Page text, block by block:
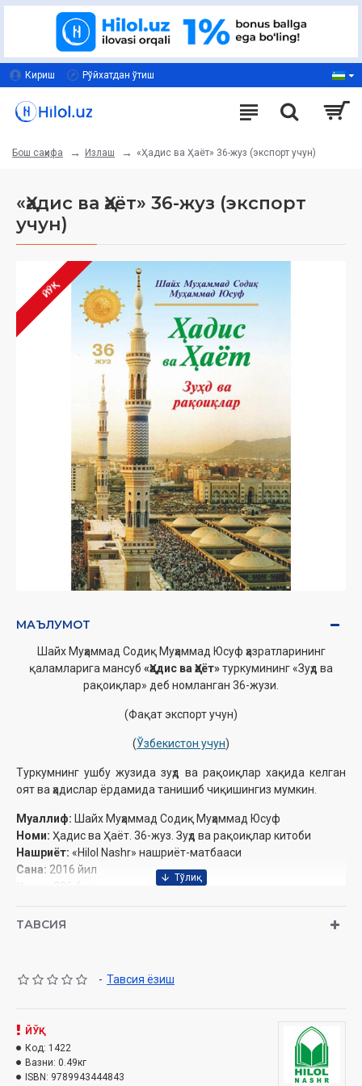
Кириш Рўйхатдан ўтиш
Бош саҳифа Излаш «Ҳадис ва Ҳаёт» 36-жуз (экспорт учун)
«Ҳадис ва Ҳаёт» 36-жуз (экспорт
учун)
ЙЎҚ
МАЪЛУМОТ
Шайх Муҳаммад Содиқ Муҳаммад Юсуф ҳазратларининг
қаламларига мансуб «Ҳадис ва Ҳаёт»туркумининг «Зуҳд ва
рақоиқлар» деб номланган 36-жузи.
(Фақат экспорт учун)
(Ўзбекистон учун)
Туркумнинг ушбу жузида зуҳд ва рақоиқлар хақида келган
оят ва ҳадислар ёрдамида танишиб чиқишингиз мумкин.
Муаллиф: Шайх Муҳаммад Содиқ Муҳаммад Юсуф
Номи: Ҳадис ва Ҳаёт. 36-жуз. Зуҳд ва рақоиқлар китоби
Нашриёт: «Нilol Nashr» нашриёт-матбааси
Сана: 2016 йил
Ўлчами:84×108 1/32
Дин ишлари бўйича қўмитанинг 5343-сонли тавсияси ила чоп
Ушбу китобда қуйидаги масалаларга оид маълумотлар
олишингиз мумкин:
Дунёдан огоҳлантириш ҳақида
ТАВСИЯ
- Тавсия ёзиш
ЙЎҚ
Код: 1422
Вазни: 0.49кг
ISBN: 9789943444843